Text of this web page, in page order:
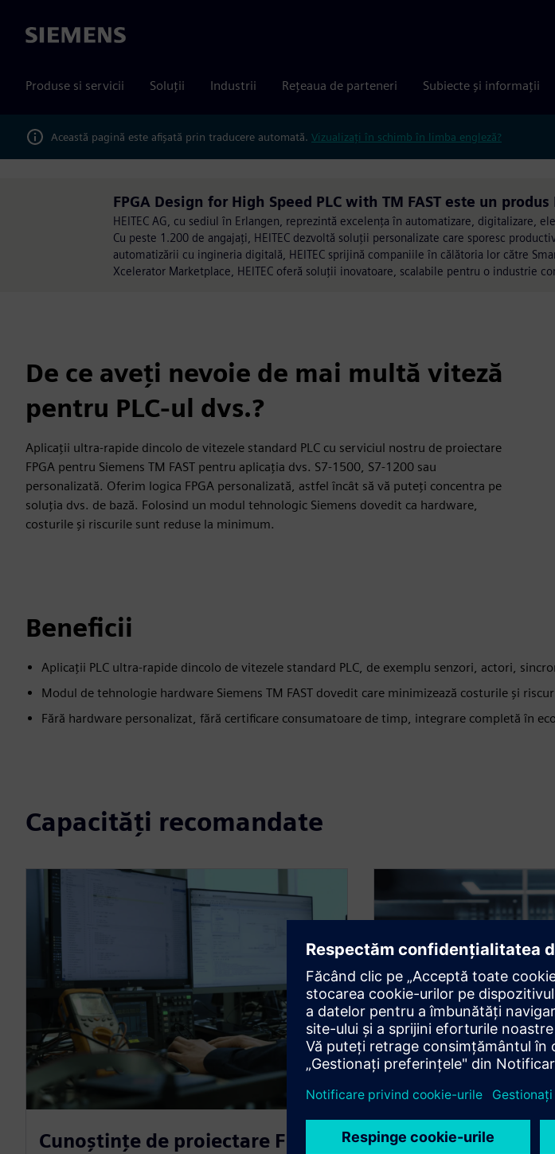
Siemens
Produse si servicii Soluții Industrii Rețeaua de parteneri Subiecte și informații
Această pagină este afișată prin traducere automată. Vizualizați în schimb în limba engleză?
FPGA Design for High Speed PLC with TM FAST este un
HEITEC AG, cu sediul în Erlangen, reprezintă excelența în automatizare, digitalizare,
Cu peste 1.200 de angajați, HEITEC dezvoltă soluții personalizate care sporesc
automatizării cu ingineria digitală, HEITEC sprijină companiile în călătoria lor către
Xcelerator Marketplace, HEITEC oferă soluții inovatoare, scalabile pentru o industrie
De ce aveți nevoie de mai multă viteză
pentru PLC-ul dvs.?
Aplicații ultra-rapide dincolo de vitezele standard PLC cu serviciul nostru de proiectare
FPGA pentru Siemens TM FAST pentru aplicația dvs. S7-1500, S7-1200 sau
personalizată. Oferim logica FPGA personalizată, astfel încât să vă puteți concentra pe
soluția dvs. de bază. Folosind un modul tehnologic Siemens dovedit ca hardware,
costurile și riscurile sunt reduse la minimum.
Beneficii
Aplicații PLC ultra-rapide dincolo de vitezele standard PLC, de exemplu senzori, actori,
Modul de tehnologie hardware Siemens TM FAST dovedit care minimizează costurile și
Fără hardware personalizat, fără certificare consumatoare de timp, integrare completă în
Capacități recomandate
Cunoștințe de proiectare FPGA Cunoștințe PLC